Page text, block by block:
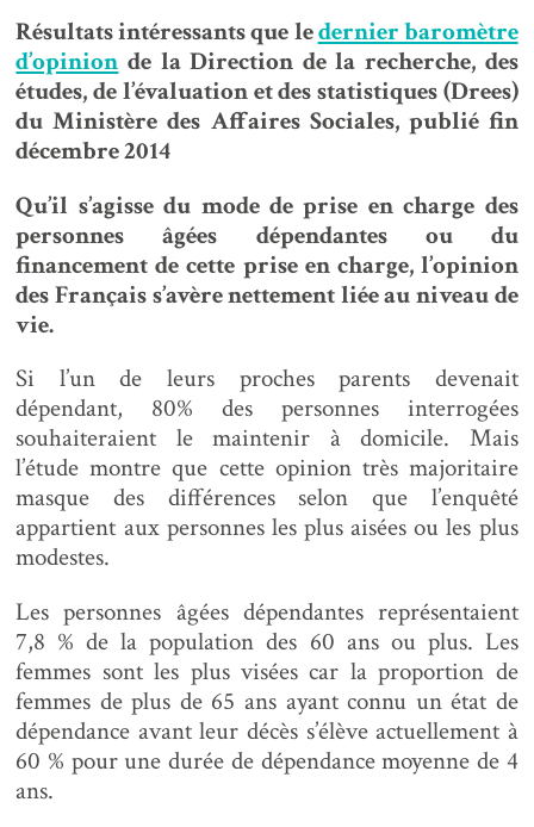
Résultats intéressants que ledernier baromètre
d’opinion de laDirection de la recherche, des
études, de l’évaluation et des statistiques (Drees)
du Ministère des Affaires Sociales, publié fin
décembre 2014
Qu’il s’agisse du mode de prise en charge des
personnes âgées dépendantes ou du
financement de cette prise en charge, l’opinion
des Français s’avère nettement liée au niveau de
vie.
Si l’un de leurs proches parents devenait
dépendant, 80% des personnes interrogées
souhaiteraient le maintenir à domicile. Mais
l’étude montre que cette opinion très majoritaire
masque des différences selon que l’enquêté
appartient aux personnes les plus aisées ou les plus
modestes.
Les personnes âgées dépendantes représentaient
7,8 % de la population des 60 ans ou plus. Les
femmes sont les plus visées car la proportion de
femmes de plus de 65 ans ayant connu un état de
dépendance avant leur décès s’élève actuellement à
60 % pour une durée de dépendance moyenne de 4
ans.